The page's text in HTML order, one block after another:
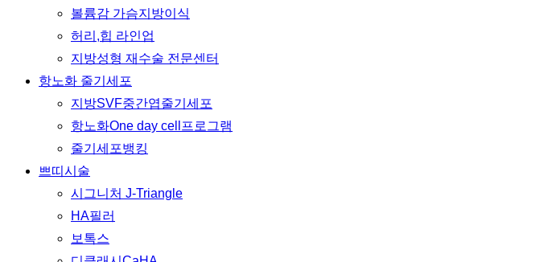
볼륨감 가슴지방이식
허리,힙 라인업
지방성형 재수술 전문센터
항노화 줄기세포
지방SVF중간엽줄기세포
항노화One day cell프로그램
줄기세포뱅킹
쁘띠시술
시그니처 J-Triangle
HA필러
보톡스